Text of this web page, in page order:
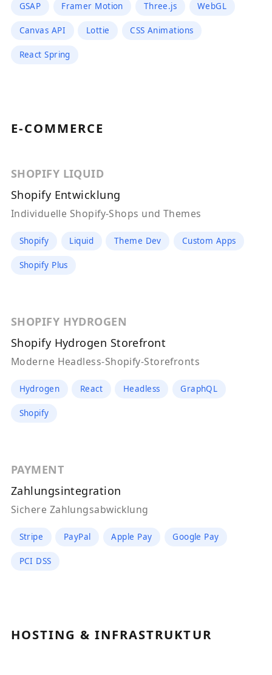
GSAP Framer Motion Three.js WebGL
Canvas API Lottie CSS Animations
React Spring
E-COMMERCE
SHOPIFY LIQUID
Shopify Entwicklung
Individuelle Shopify-Shops und Themes
Shopify Liquid Theme Dev Custom Apps
Shopify Plus
SHOPIFY HYDROGEN
Shopify Hydrogen Storefront
Moderne Headless-Shopify-Storefronts
Hydrogen React Headless GraphQL
Shopify
PAYMENT
Zahlungsintegration
Sichere Zahlungsabwicklung
Stripe PayPal Apple Pay Google Pay
PCI DSS
HOSTING & INFRASTRUKTUR